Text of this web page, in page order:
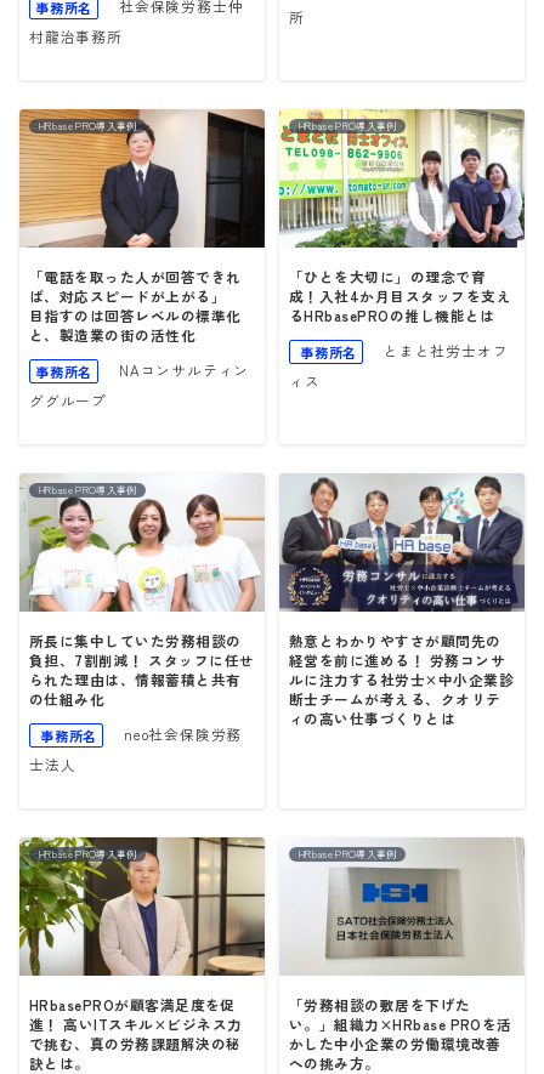
事務所名
社会保険労務士仲
村龍治事務所
所
HRbase PRO導入事例
「電話を取った人が回答できれ
ば、対応スピードが上がる」
目指すのは回答レベルの標準化
と、製造業の街の活性化
事務所名
NAコンサルティン
ググループ
HRbase PRO導入事例
「ひとを大切に」の理念で育
成！入社4か月目スタッフを支え
るHRbasePROの推し機能とは
事務所名
とまと社労士オフ
ィス
HRbase PRO導入事例
所長に集中していた労務相談の
負担、7割削減！ スタッフに任せ
られた理由は、情報蓄積と共有
の仕組み化
事務所名
neo社会保険労務
士法人
熱意とわかりやすさが顧問先の
経営を前に進める！ 労務コンサ
ルに注力する社労士×中小企業診
断士チームが考える、クオリテ
ィの高い仕事づくりとは
HRbase PRO導入事例
HRbasePROが顧客満足度を促
進！ 高いITスキル×ビジネス力
で挑む、真の労務課題解決の秘
訣とは。
HRbase PRO導入事例
「労務相談の敷居を下げた
い。」組織力×HRbase PROを活
かした中小企業の労働環境改善
への挑み方。